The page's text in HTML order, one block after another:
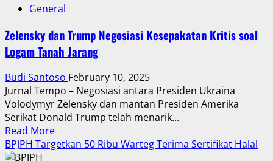
General
Zelensky dan Trump Negosiasi Kesepakatan Kritis soal
Logam Tanah Jarang
Budi Santoso February 10, 2025
Jurnal Tempo – Negosiasi antara Presiden Ukraina
Volodymyr Zelensky dan mantan Presiden Amerika
Serikat Donald Trump telah menarik...
Read MoreRead
more
BPJPH Targetkan 50 Ribu Warteg Terima Sertifikat Halal